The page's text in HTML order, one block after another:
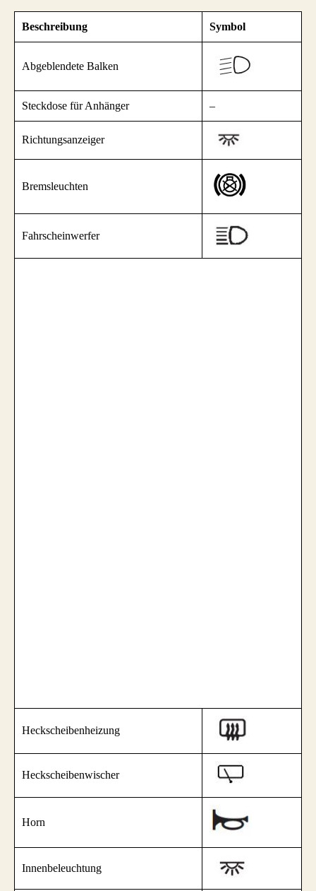
Beschreibung Symbol
Abgeblendete Balken
Steckdose für Anhänger –
Richtungsanzeiger
Bremsleuchten
Fahrscheinwerfer
Heckscheibenheizung
Heckscheibenwischer
Horn
Innenbeleuchtung